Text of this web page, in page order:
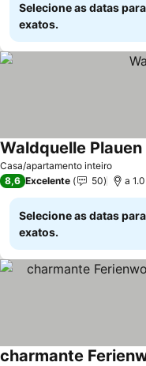
Selecione as datas
exatos.
Casa/apartamento inteiro
Waldquelle Plauen
8,6 Excelente 50 a
Selecione as datas
exatos.